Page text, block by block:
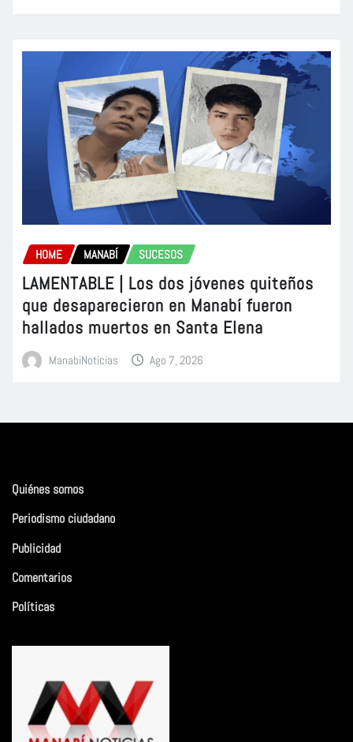
HOME MANABÍ SUCESOS
LAMENTABLE | Los dos jóvenes quiteños
que desaparecieron en Manabí fueron
hallados muertos en Santa Elena
ManabiNoticias Ago 7, 2026
Quiénes somos
Periodismo ciudadano
Publicidad
Comentarios
Políticas